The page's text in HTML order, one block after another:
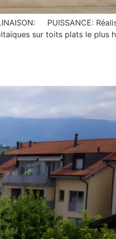
PUISSANCE:
sur toits plats le plus